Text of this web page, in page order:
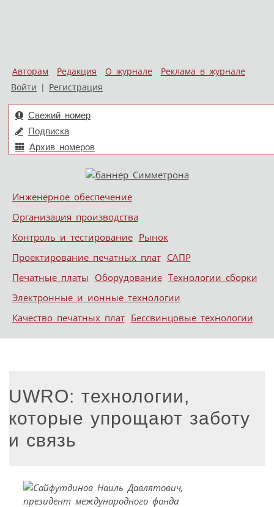
Авторам Редакция О журнале
Реклама в журнале
Войти | Регистрация
Свежий номер
Подписка
Архив номеров
Меню
Skip to content
Инженерное обеспечение
Организация производства
Контроль и тестирование Рынок
Проектирование печатных плат САПР
Печатные платы Оборудование Технологии сборки
Электронные и ионные технологии
Качество печатных плат Бессвинцовые технологии
UWRO: технологии,
которые упрощают заботу
и связь